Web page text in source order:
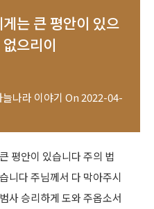
는 큰 평안이 있으
으리이
늘나라 이야기 On2022-04-
평안이 있습니다 주의 법
니다 주님께서 다 막아주시
사 승리하게 도와 주옵소서